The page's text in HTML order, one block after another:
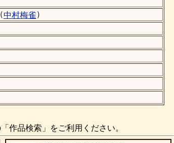
中村梅雀）
作品検索」をご利用ください。